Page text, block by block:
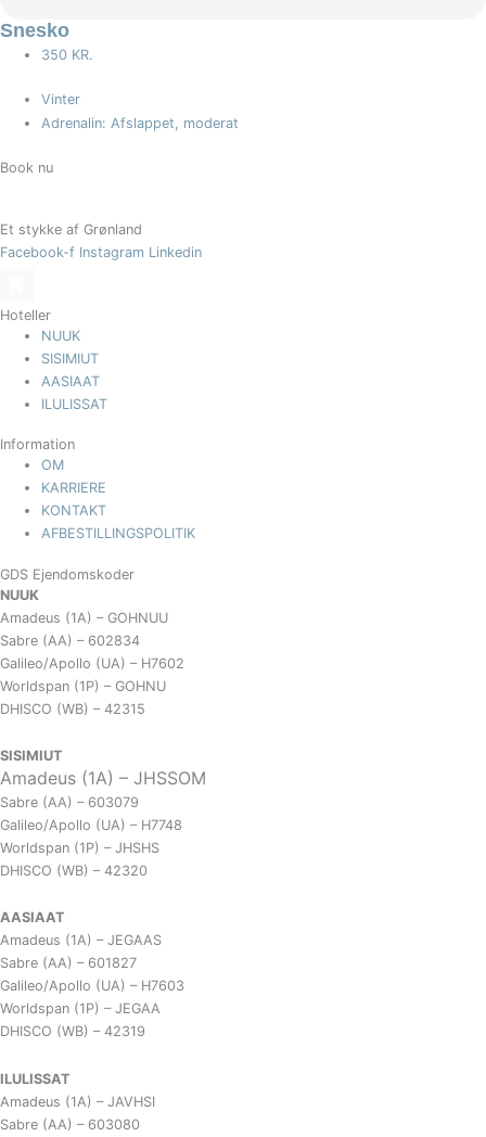
Snesko
350 KR.
Vinter
Adrenalin: Afslappet, moderat
Book nu
Et stykke af Grønland
Facebook-f Instagram Linkedin
Hoteller
NUUK
SISIMIUT
AASIAAT
ILULISSAT
Information
OM
KARRIERE
KONTAKT
AFBESTILLINGSPOLITIK
GDS Ejendomskoder
NUUK
Amadeus (1A) – GOHNUU
Sabre (AA) – 602834
Galileo/Apollo (UA) – H7602
Worldspan (1P) – GOHNU
DHISCO (WB) – 42315
SISIMIUT
Amadeus (1A) – JHSSOM
Sabre (AA) – 603079
Galileo/Apollo (UA) – H7748
Worldspan (1P) – JHSHS
DHISCO (WB) – 42320
AASIAAT
Amadeus (1A) – JEGAAS
Sabre (AA) – 601827
Galileo/Apollo (UA) – H7603
Worldspan (1P) – JEGAA
DHISCO (WB) – 42319
ILULISSAT
Amadeus (1A) – JAVHSI
Sabre (AA) – 603080